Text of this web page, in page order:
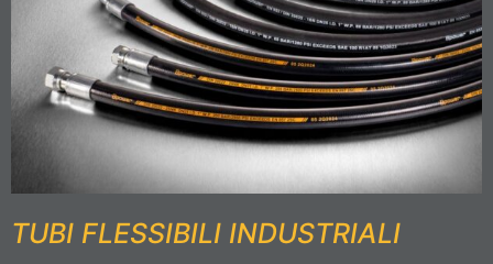
TUBI FLESSIBILI INDUSTRIALI